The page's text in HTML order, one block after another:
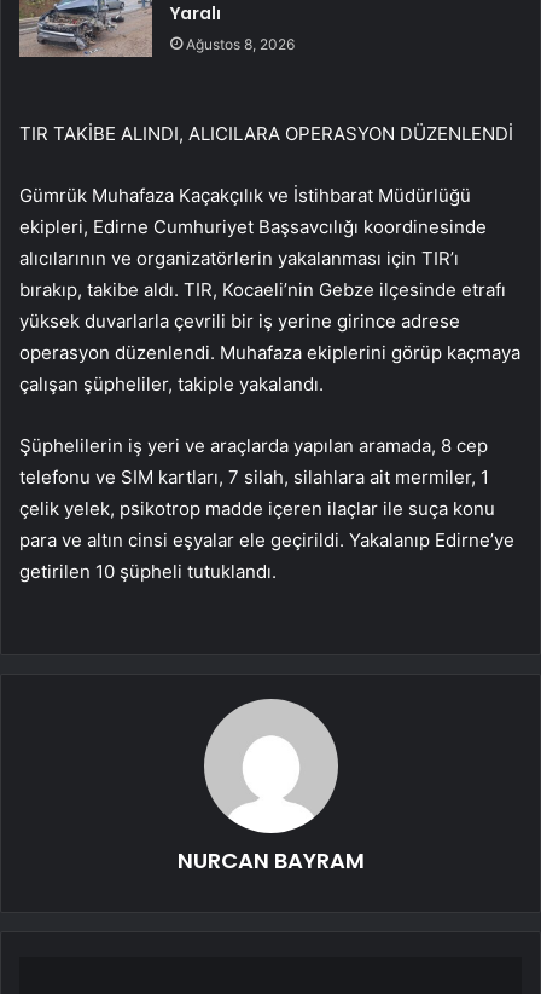
Yaralı
Ağustos 8, 2026
TIR TAKİBE ALINDI, ALICILARA OPERASYON DÜZENLENDİ
Gümrük Muhafaza Kaçakçılık ve İstihbarat Müdürlüğü
ekipleri, Edirne Cumhuriyet Başsavcılığı koordinesinde
alıcılarının ve organizatörlerin yakalanması için TIR’ı
bırakıp, takibe aldı. TIR, Kocaeli’nin Gebze ilçesinde etrafı
yüksek duvarlarla çevrili bir iş yerine girince adrese
operasyon düzenlendi. Muhafaza ekiplerini görüp kaçmaya
çalışan şüpheliler, takiple yakalandı.
Şüphelilerin iş yeri ve araçlarda yapılan aramada, 8 cep
telefonu ve SIM kartları, 7 silah, silahlara ait mermiler, 1
çelik yelek, psikotrop madde içeren ilaçlar ile suça konu
para ve altın cinsi eşyalar ele geçirildi. Yakalanıp Edirne’ye
getirilen 10 şüpheli tutuklandı.
NURCAN BAYRAM